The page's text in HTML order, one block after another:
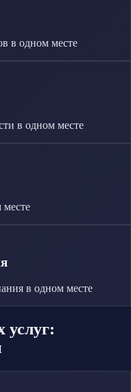
в одном месте
в одном месте
месте
в одном месте
услуг: